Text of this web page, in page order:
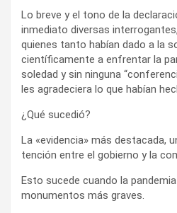
Lo breve y el tono de la
inmediato diversas
quienes tanto habían dado a la
científicamente a enfrentar la
soledad y sin ninguna
les agradeciera lo que habían
¿Qué sucedió?
La «evidencia» más destacada,
tención entre el gobierno y la
Esto sucede cuando la
monumentos más graves.